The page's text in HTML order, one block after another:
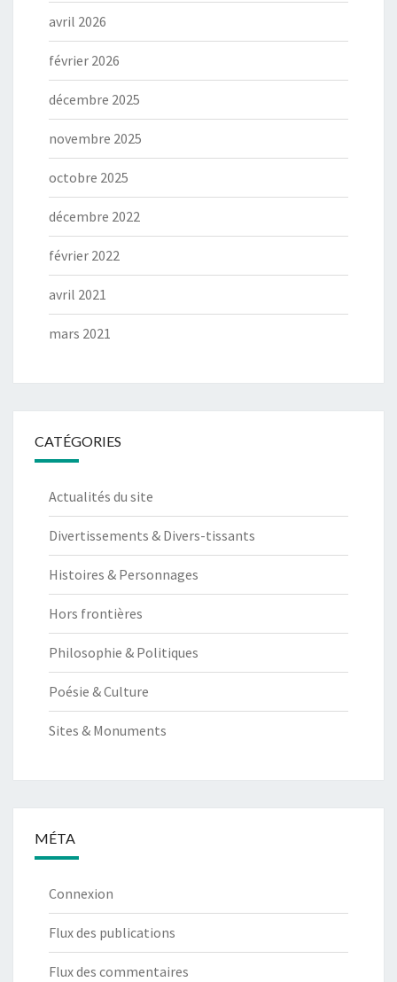
avril 2026
février 2026
décembre 2025
novembre 2025
octobre 2025
décembre 2022
février 2022
avril 2021
mars 2021
CATÉGORIES
Actualités du site
Divertissements & Divers-tissants
Histoires & Personnages
Hors frontières
Philosophie & Politiques
Poésie & Culture
Sites & Monuments
MÉTA
Connexion
Flux des publications
Flux des commentaires